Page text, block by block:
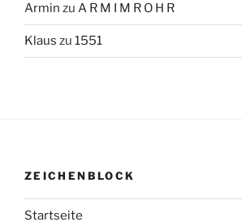
Armin zu A R M I M R O H R
Klaus zu 1551
ZEICHENBLOCK
Startseite